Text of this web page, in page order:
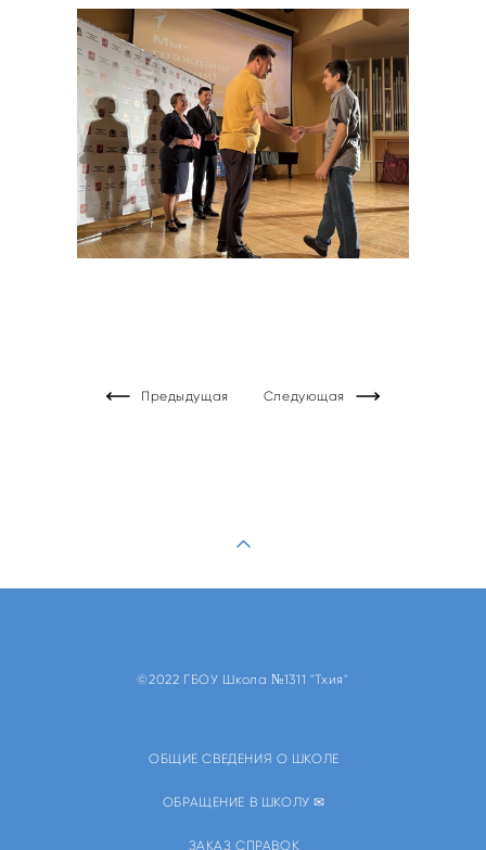
Предыдущая Следующая
©2022 ГБОУ Школа №1311 "Тхия"
ОБЩИЕ СВЕДЕНИЯ О ШКОЛЕ
ОБРАЩЕНИЕ В ШКОЛУ ✉
ЗАКАЗ СПРАВОК